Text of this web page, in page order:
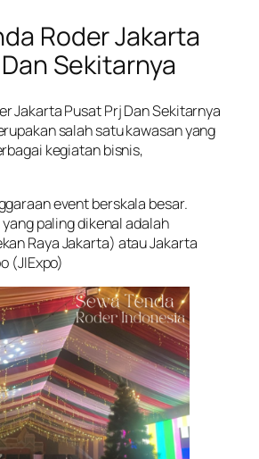
Roder Jakarta
Sekitarnya
Jakarta Pusat Prj Dan Sekitarnya
salah satu kawasan yang
kegiatan bisnis,
event berskala besar.
paling dikenal adalah
Raya Jakarta) atau Jakarta
(JIExpo)